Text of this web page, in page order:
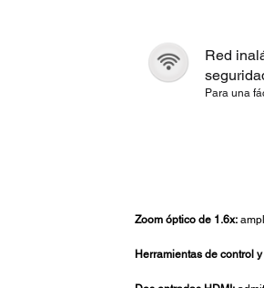
Red
Para una
Zoom óptico de 1.6x:
Herramientas de control